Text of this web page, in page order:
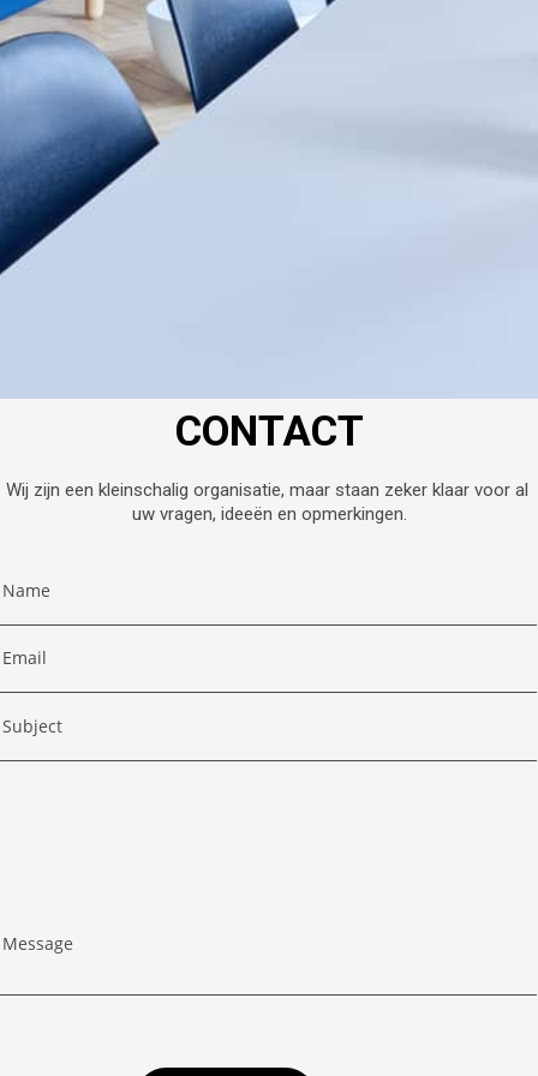
CONTACT
Wij zijn een kleinschalig organisatie, maar staan zeker klaar voor al
uw vragen, ideeën en opmerkingen.
Name
Email
Subject
Message